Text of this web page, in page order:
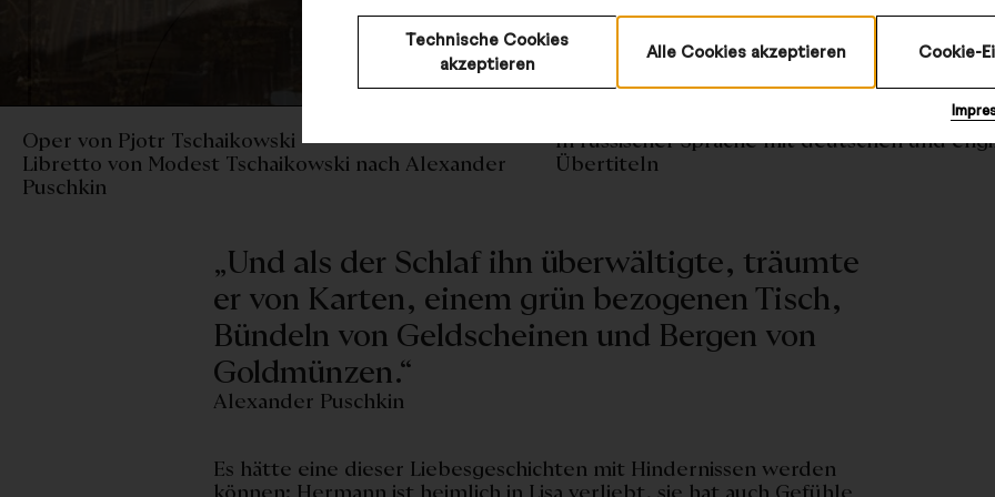
Technische Cookies
akzeptieren
Alle Cookies akzeptieren Cookie-
©
Oper von Pjotr Tschaikowski
Libretto von Modest Tschaikowski nach Alexander
Puschkin
In russischer Sprache mit deutschen und
Übertiteln
„Und als der Schlaf ihn überwältigte, träumte
er von Karten, einem grün bezogenen Tisch,
Bündeln von Geldscheinen und Bergen von
Goldmünzen.“
Alexander Puschkin
Es hätte eine dieser Liebesgeschichten mit Hindernissen werden
können: Hermann ist heimlich in Lisa verliebt, sie hat auch Gefühle